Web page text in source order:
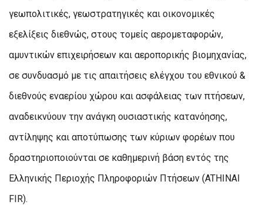
γεωπολιτικές, γεωστρατηγικές και οικονομικές
εξελίξεις διεθνώς, στους τομείς αερομεταφορών,
αμυντικών επιχειρήσεων και αεροπορικής βιομηχανίας,
σε συνδυασμό με τις απαιτήσεις ελέγχου του εθνικού &
διεθνούς εναερίου χώρου και ασφάλειας των πτήσεων,
αναδεικνύουν την ανάγκη ουσιαστικής κατανόησης,
αντίληψης και αποτύπωσης των κύριων φορέων που
δραστηριοποιούνται σε καθημερινή βάση εντός της
Ελληνικής Περιοχής Πληροφοριών Πτήσεων (ATHINAI
FIR).